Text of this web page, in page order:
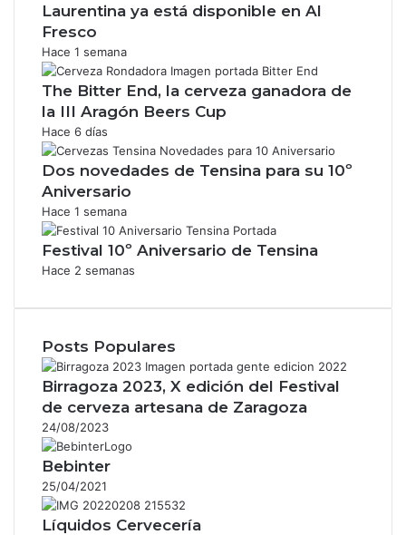
Laurentina ya está disponible en Al
Fresco
Hace 1 semana
The Bitter End, la cerveza ganadora de
la III Aragón Beers Cup
Hace 6 días
Dos novedades de Tensina para su 10º
Aniversario
Hace 1 semana
Festival 10º Aniversario de Tensina
Hace 2 semanas
Posts Populares
Birragoza 2023, X edición del Festival
de cerveza artesana de Zaragoza
24/08/2023
Bebinter
25/04/2021
Líquidos Cervecería